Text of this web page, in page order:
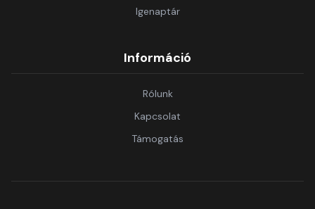
Igenaptár
Információ
Rólunk
Kapcsolat
Támogatás